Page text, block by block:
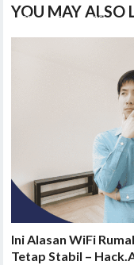
YOU MAY ALSO
Ini Alasan WiFi
Tetap Stabil –